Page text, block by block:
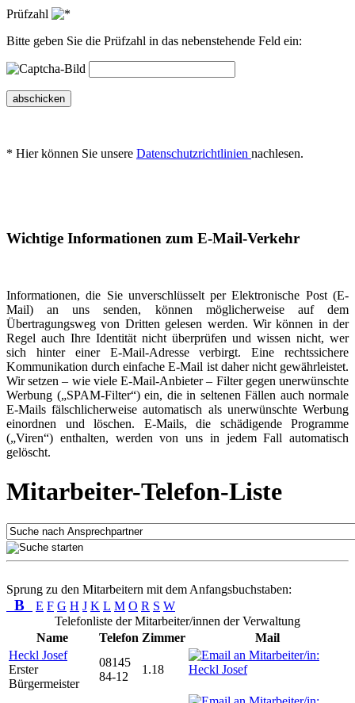
Prüfzahl
Bitte geben Sie die Prüfzahl in das nebenstehende Feld ein:
abschicken
* Hier können Sie unsere Datenschutzrichtlinien nachlesen.
Wichtige Informationen zum E-Mail-Verkehr
Informationen, die Sie unverschlüsselt per Elektronische Post (E-
Mail) an uns senden, können möglicherweise auf dem
Übertragungsweg von Dritten gelesen werden. Wir können in der
Regel auch Ihre Identität nicht überprüfen und wissen nicht, wer
sich hinter einer E-Mail-Adresse verbirgt. Eine rechtssichere
Kommunikation durch einfache E-Mail ist daher nicht gewährleistet.
Wir setzen – wie viele E-Mail-Anbieter – Filter gegen unerwünschte
Werbung („SPAM-Filter“) ein, die in seltenen Fällen auch normale
E-Mails fälschlicherweise automatisch als unerwünschte Werbung
einordnen und löschen. E-Mails, die schädigende Programme
(„Viren“) enthalten, werden von uns in jedem Fall automatisch
gelöscht.
Mitarbeiter-Telefon-Liste
Sprung zu den Mitarbeitern mit dem Anfangsbuchstaben:
B E F G H J K L M O R S W
Telefonliste der Mitarbeiter/innen der Verwaltung
Name
Telefon Zimmer
Mail
Heckl Josef
Erster
Bürgermeister
08145
84-12
1.18